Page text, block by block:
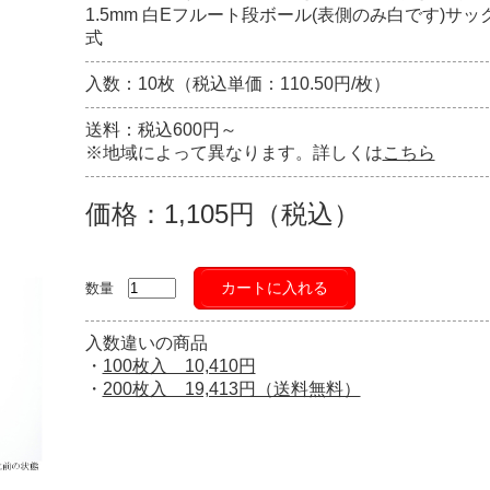
1.5mm 白Eフルート段ボール(表側のみ白です)サッ
式
入数：10枚（税込単価：110.50円/枚）
送料：税込600円～
※地域によって異なります。詳しくはこちら
価格：1,105円（税込）
数量 カートに入れる
入数違いの商品
・ 100枚入 10,410円
・ 200枚入 19,413円（送料無料）